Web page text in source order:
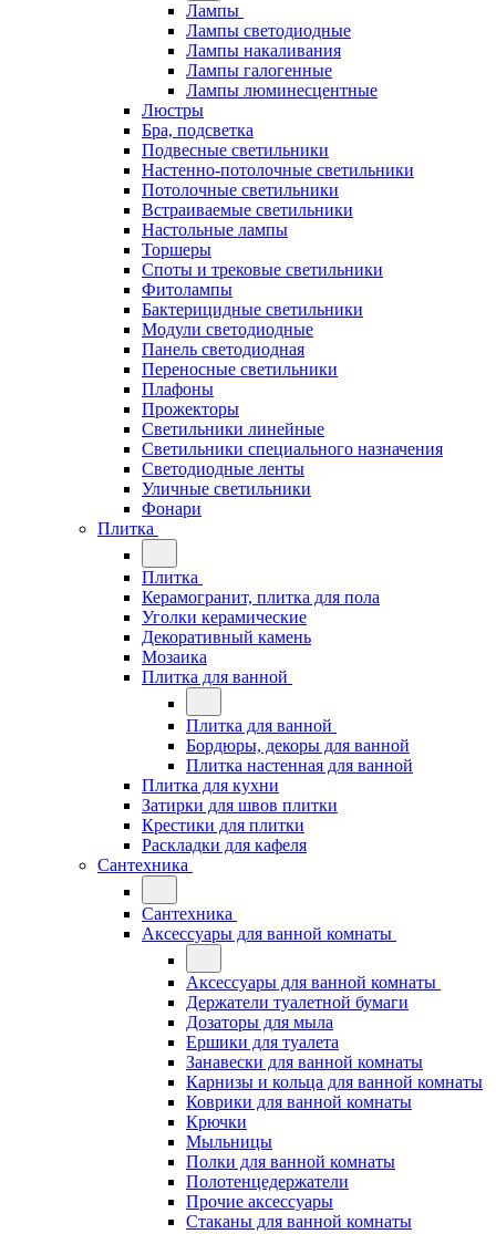
Лампы
Лампы светодиодные
Лампы накаливания
Лампы галогенные
Лампы люминесцентные
Люстры
Бра, подсветка
Подвесные светильники
Настенно-потолочные светильники
Потолочные светильники
Встраиваемые светильники
Настольные лампы
Торшеры
Споты и трековые светильники
Фитолампы
Бактерицидные светильники
Модули светодиодные
Панель светодиодная
Переносные светильники
Плафоны
Прожекторы
Светильники линейные
Светильники специального назначения
Светодиодные ленты
Уличные светильники
Фонари
Плитка
Плитка
Керамогранит, плитка для пола
Уголки керамические
Декоративный камень
Мозаика
Плитка для ванной
Плитка для ванной
Бордюры, декоры для ванной
Плитка настенная для ванной
Плитка для кухни
Затирки для швов плитки
Крестики для плитки
Раскладки для кафеля
Сантехника
Сантехника
Аксессуары для ванной комнаты
Аксессуары для ванной комнаты
Держатели туалетной бумаги
Дозаторы для мыла
Ершики для туалета
Занавески для ванной комнаты
Карнизы и кольца для ванной комнаты
Коврики для ванной комнаты
Крючки
Мыльницы
Полки для ванной комнаты
Полотенцедержатели
Прочие аксессуары
Стаканы для ванной комнаты